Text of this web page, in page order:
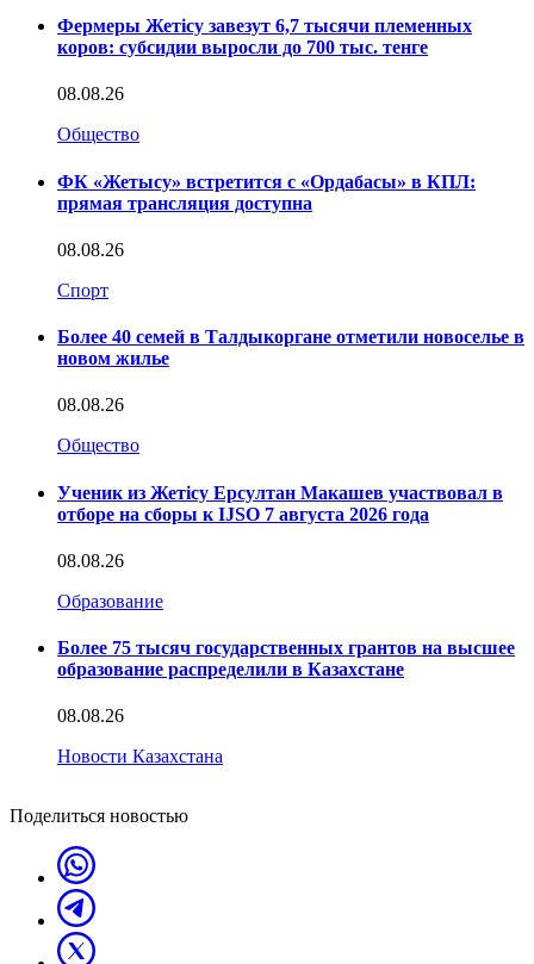
Фермеры Жетісу завезут 6,7 тысячи племенных
коров: субсидии выросли до 700 тыс. тенге
08.08.26
Общество
ФК «Жетысу» встретится с «Ордабасы» в КПЛ:
прямая трансляция доступна
08.08.26
Спорт
Более 40 семей в Талдыкоргане отметили новоселье в
новом жилье
08.08.26
Общество
Ученик из Жетісу Ерсултан Макашев участвовал в
отборе на сборы к IJSO 7 августа 2026 года
08.08.26
Образование
Более 75 тысяч государственных грантов на высшее
образование распределили в Казахстане
08.08.26
Новости Казахстана
Поделиться новостью